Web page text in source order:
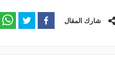
شارك المقال